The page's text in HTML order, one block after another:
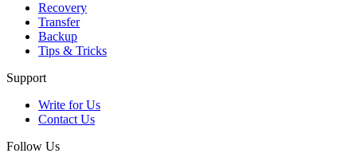
Recovery
Transfer
Backup
Tips & Tricks
Support
Write for Us
Contact Us
Follow Us